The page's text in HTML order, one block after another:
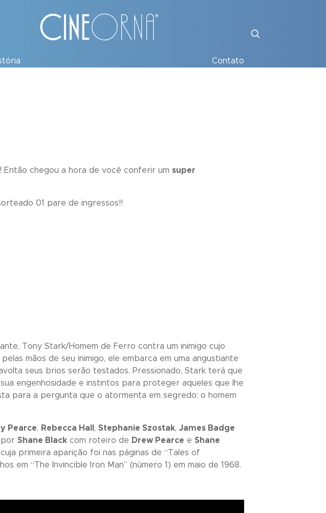
Contato
Então chegou a hora de você conferir um super
01 pare de ingressos!!
Tony Stark/Homem de Ferro contra um inimigo cujo
mãos de seu inimigo, ele embarca em uma angustiante
seus brios serão testados. Pressionado, Stark terá que
engenhosidade e instintos para proteger aqueles que lhe
para a pergunta que o atormenta em segredo: o homem
Pearce, Rebecca Hall , Stephanie Szostak, James Badge
por Shane Black com roteiro de Drew Pearce e Shane
primeira aparição foi nas páginas de “ Tales of
em “ The Invincible Iron Man” (número 1) em maio de 1968.